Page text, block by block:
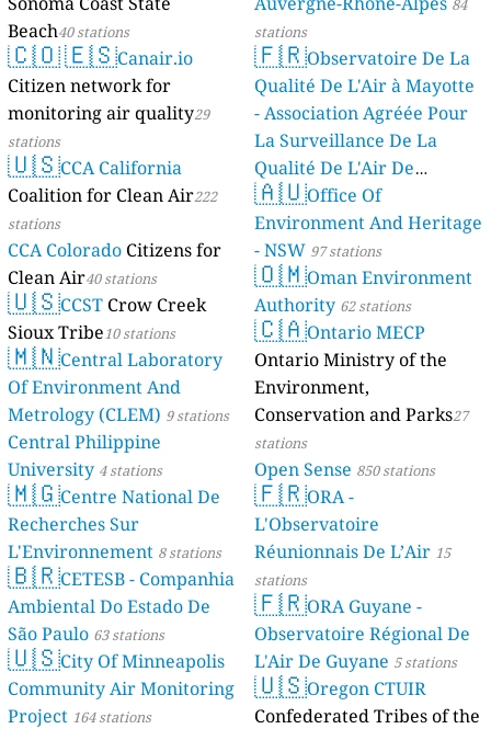
Beach40 stations
🇨🇴🇪🇸Canair.io
Citizen network for
monitoring air quality29
stations
🇺🇸CCA California
Coalition for Clean Air222
stations
CCA Colorado Citizens for
Clean Air40 stations
🇺🇸CCST Crow Creek
Sioux Tribe10 stations
🇲🇳Central Laboratory
Of Environment And
Metrology (CLEM) 9 stations
Central Philippine
University 4 stations
🇲🇬Centre National De
Recherches Sur
L'Environnement 8 stations
🇧🇷CETESB - Companhia
Ambiental Do Estado De
São Paulo 63 stations
🇺🇸City Of Minneapolis
Community Air Monitoring
Project 164 stations
84
stations
🇫🇷Observatoire De La
Qualité De L'Air à Mayotte
- Association Agréée Pour
La Surveillance De La
Qualité De L'Air De
Mayotte 4 stations
🇦🇺Office Of
Environment And Heritage
- NSW 97 stations
🇴🇲Oman Environment
Authority 62 stations
🇨🇦Ontario MECP
Ontario Ministry of the
Environment,
Conservation and Parks27
stations
Open Sense 850 stations
🇫🇷ORA -
L'Observatoire
Réunionnais De L’Air 15
stations
🇫🇷ORA Guyane -
Observatoire Régional De
L'Air De Guyane 5 stations
🇺🇸Oregon CTUIR
Confederated Tribes of the